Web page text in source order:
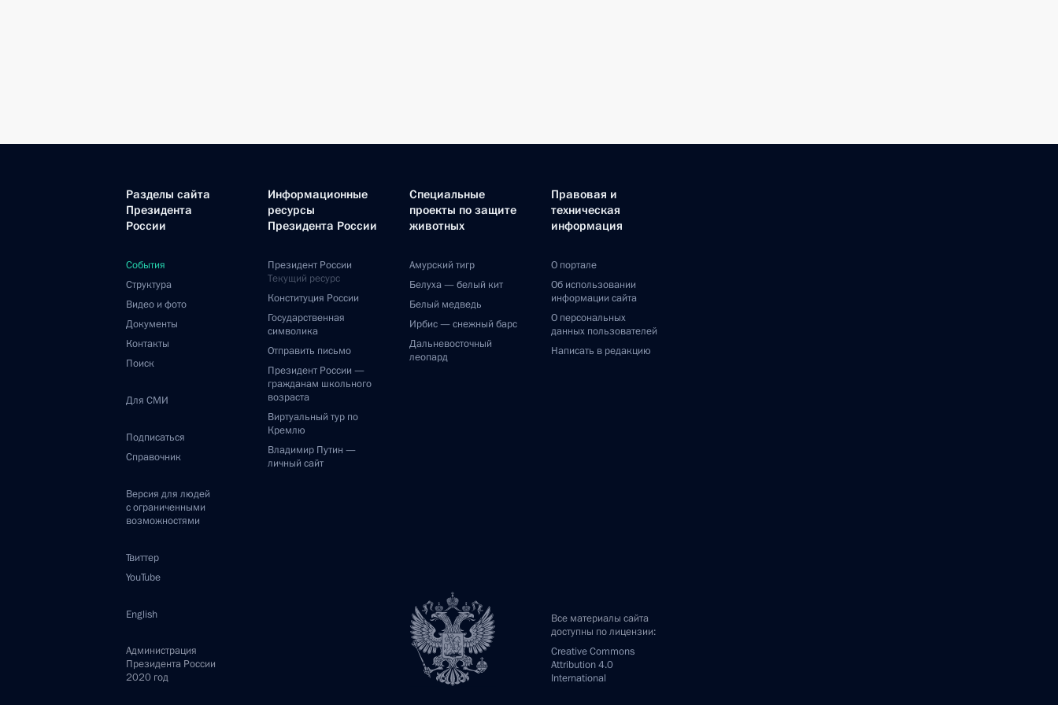
Разделы сайта
Президента
России
События
Структура
Видео и фото
Документы
Контакты
Поиск
Для СМИ
Подписаться
Справочник
Версия для людей
с ограниченными
возможностями
Твиттер
YouTube
English
Информационные
ресурсы
Президента России
Президент России
Текущий ресурс
Конституция России
Государственная
символика
Отправить письмо
Президент России —
гражданам школьного
возраста
Виртуальный тур по
Кремлю
Владимир Путин —
личный сайт
Специальные
проекты по защите
животных
Амурский тигр
Белуха — белый кит
Белый медведь
Ирбис — снежный барс
Дальневосточный
леопард
Правовая и
техническая
информация
О портале
Об использовании
информации сайта
О персональных
данных пользователей
Написать в редакцию
Все материалы сайта
доступны по лицензии:
Creative Commons
Attribution 4.0
International
Администрация
Президента России
2020 год